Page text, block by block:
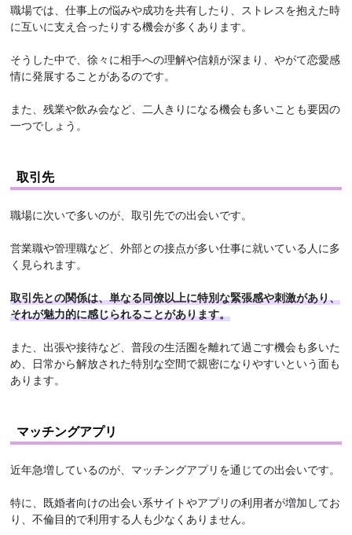
職場では、仕事上の悩みや成功を共有したり、ストレスを抱えた時
に互いに支え合ったりする機会が多くあります。
そうした中で、徐々に相手への理解や信頼が深まり、やがて恋愛感
情に発展することがあるのです。
また、残業や飲み会など、二人きりになる機会も多いことも要因の
一つでしょう。
取引先
職場に次いで多いのが、取引先での出会いです。
営業職や管理職など、外部との接点が多い仕事に就いている人に多
く見られます。
取引先との関係は、単なる同僚以上に特別な緊張感や刺激があり、
それが魅力的に感じられることがあります。
また、出張や接待など、普段の生活圏を離れて過ごす機会も多いた
め、日常から解放された特別な空間で親密になりやすいという面も
あります。
マッチングアプリ
近年急増しているのが、マッチングアプリを通じての出会いです。
特に、既婚者向けの出会い系サイトやアプリの利用者が増加してお
り、不倫目的で利用する人も少なくありません。